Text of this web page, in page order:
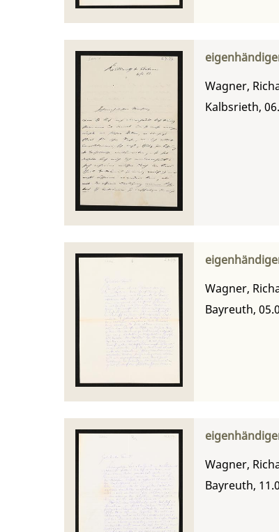
Wagner,
Kalbsrieth,
Wagner,
Bayreuth,
Wagner,
Bayreuth,